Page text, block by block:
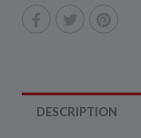
DESCRIPTION